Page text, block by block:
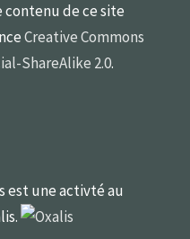
de ce site
Creative Commons
ShareAlike 2.0.
est une activté au